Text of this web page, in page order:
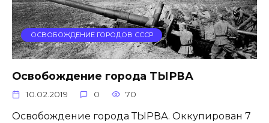
ОСВОБОЖДЕНИЕ ГОРОДОВ СССР
Освобождение города ТЫРВА
10.02.2019 0 70
Освобождение города ТЫРВА. Оккупирован 7